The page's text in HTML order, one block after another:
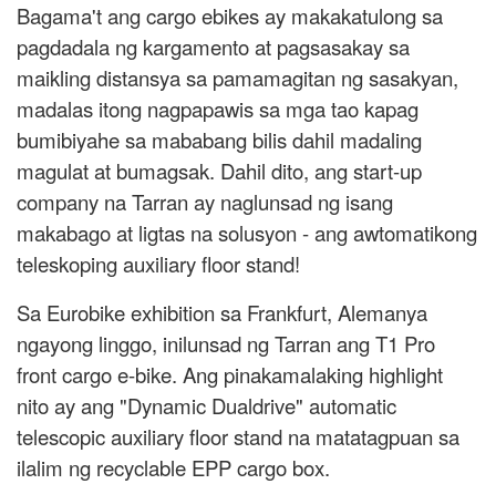
Bagama't ang cargo ebikes ay makakatulong sa
pagdadala ng kargamento at pagsasakay sa
maikling distansya sa pamamagitan ng sasakyan,
madalas itong nagpapawis sa mga tao kapag
bumibiyahe sa mababang bilis dahil madaling
magulat at bumagsak. Dahil dito, ang start-up
company na Tarran ay naglunsad ng isang
makabago at ligtas na solusyon - ang awtomatikong
teleskoping auxiliary floor stand!
Sa Eurobike exhibition sa Frankfurt, Alemanya
ngayong linggo, inilunsad ng Tarran ang T1 Pro
front cargo e-bike. Ang pinakamalaking highlight
nito ay ang "Dynamic Dualdrive" automatic
telescopic auxiliary floor stand na matatagpuan sa
ilalim ng recyclable EPP cargo box.